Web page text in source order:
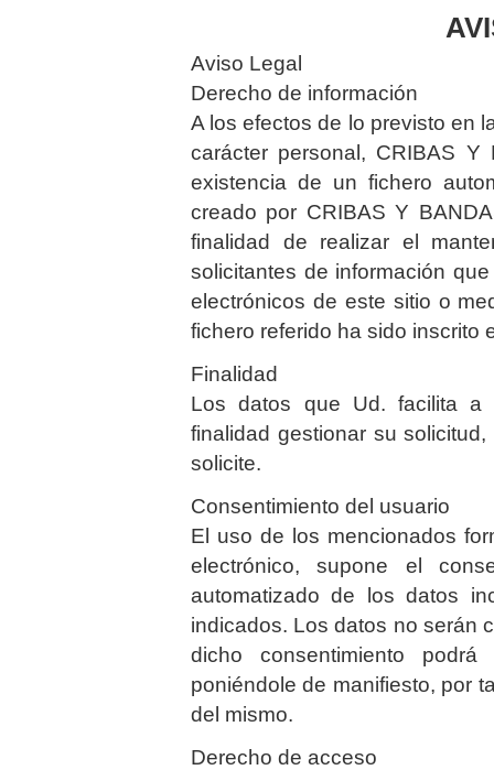
Aviso Legal
Derecho de información
A los efectos de lo previsto en
carácter personal, CRIBAS
existencia de un fichero
creado por CRIBAS Y
finalidad de realizar el
solicitantes de información
electrónicos de este sitio o
fichero referido ha sido inscrito
Finalidad
Los datos que Ud. facilita a
finalidad gestionar su
solicite.
Consentimiento del usuario
El uso de los mencionados
electrónico, supone el
automatizado de los datos
indicados. Los datos no serán
dicho consentimiento
poniéndole de manifiesto, por
del mismo.
Derecho de acceso